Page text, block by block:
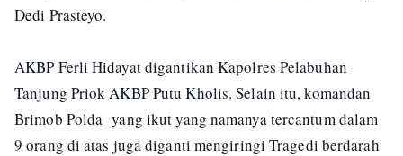
Dedi Prasteyo.
AKBP Ferli Hidayat digantikan Kapolres Pelabuhan
Tanjung Priok AKBP Putu Kholis. Selain itu, komandan
Brimob Polda yang ikut yang namanya tercantum dalam
9 orang di atas juga diganti mengiringi Tragedi berdarah